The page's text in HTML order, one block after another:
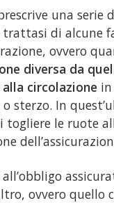
una serie
trattasi di alcune
ovvero
diversa da
circolazione
sterzo. In
togliere le ruote
ovvero quello